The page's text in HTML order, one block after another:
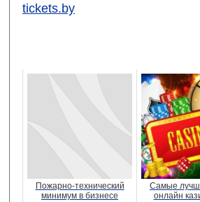
tickets.by
Пожарно-технический
минимум в бизнесе
Самые
онлайн